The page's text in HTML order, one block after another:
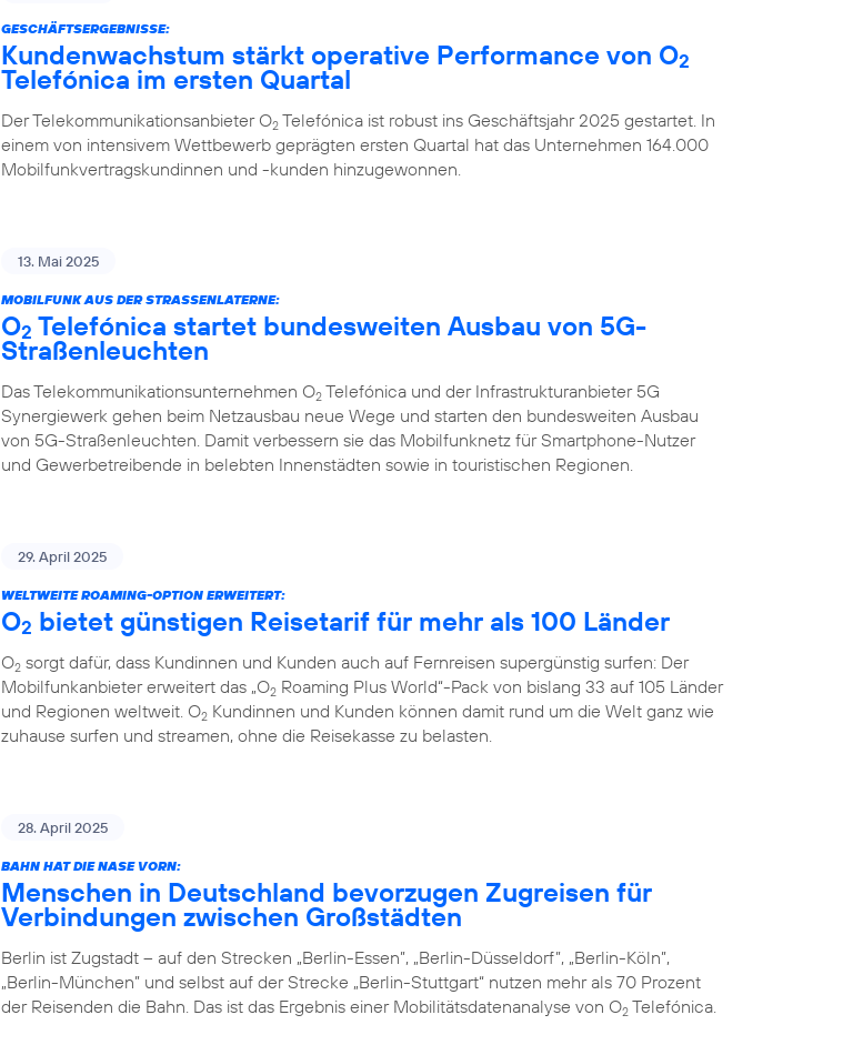
GESCHÄFTSERGEBNISSE:
Kundenwachstum stärkt operative Performance von O2
Telefónica im ersten Quartal
Der Telekommunikationsanbieter O2 Telefónica ist robust ins Geschäftsjahr 2025 gestartet. In
einem von intensivem Wettbewerb geprägten ersten Quartal hat das Unternehmen 164.000
Mobilfunkvertragskundinnen und -kunden hinzugewonnen.
13. Mai 2025
MOBILFUNK AUS DER STRASSENLATERNE:
O2 Telefónica startet bundesweiten Ausbau von 5G-
Straßenleuchten
Das Telekommunikationsunternehmen O2 Telefónica und der Infrastrukturanbieter 5G
Synergiewerk gehen beim Netzausbau neue Wege und starten den bundesweiten Ausbau
von 5G-Straßenleuchten. Damit verbessern sie das Mobilfunknetz für Smartphone-Nutzer
und Gewerbetreibende in belebten Innenstädten sowie in touristischen Regionen.
29. April 2025
WELTWEITE ROAMING-OPTION ERWEITERT:
O2 bietet günstigen Reisetarif für mehr als 100 Länder
O2 sorgt dafür, dass Kundinnen und Kunden auch auf Fernreisen supergünstig surfen: Der
Mobilfunkanbieter erweitert das „O2 Roaming Plus World“-Pack von bislang 33 auf 105 Länder
und Regionen weltweit. O2 Kundinnen und Kunden können damit rund um die Welt ganz wie
zuhause surfen und streamen, ohne die Reisekasse zu belasten.
28. April 2025
BAHN HAT DIE NASE VORN:
Menschen in Deutschland bevorzugen Zugreisen für
Verbindungen zwischen Großstädten
Berlin ist Zugstadt – auf den Strecken „Berlin-Essen”, „Berlin-Düsseldorf”, „Berlin-Köln”,
„Berlin-München” und selbst auf der Strecke „Berlin-Stuttgart“ nutzen mehr als 70 Prozent
der Reisenden die Bahn. Das ist das Ergebnis einer Mobilitätsdatenanalyse von O2 Telefónica.